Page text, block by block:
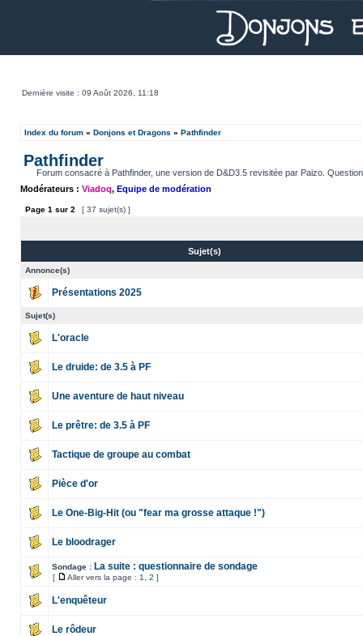
Dernière visite : 09 Août 2026, 11:18
Index du forum » Donjons et Dragons » Pathfinder
Pathfinder
Forum consacré à Pathfinder, une version de D&D3.5 revisitée par Paizo.
Modérateurs : Viadoq, Equipe de modération
Page 1 sur 2 [ 37 sujet(s) ]
Sujet(s)
Annonce(s)
Présentations 2025
Sujet(s)
L'oracle
Le druide: de 3.5 à PF
Une aventure de haut niveau
Le prêtre: de 3.5 à PF
Tactique de groupe au combat
Pièce d'or
Le One-Big-Hit (ou "fear ma grosse attaque !")
Le bloodrager
Sondage : La suite : questionnaire de sondage
[ Aller vers la page : 1 2 ]
L'enquêteur
Le rôdeur